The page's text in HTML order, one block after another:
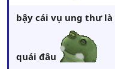
bậy cái vụ ung thư
quái đâu